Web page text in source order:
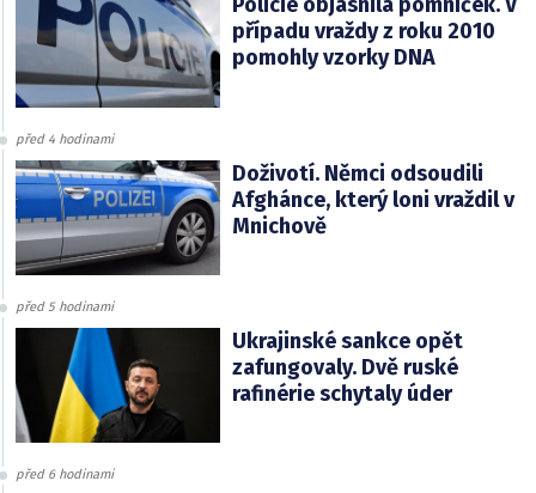
Policie objasnila pomníček. V
případu vraždy z roku 2010
pomohly vzorky DNA
před 4 hodinami
Doživotí. Němci odsoudili
Afghánce, který loni vraždil v
Mnichově
před 5 hodinami
Ukrajinské sankce opět
zafungovaly. Dvě ruské
rafinérie schytaly úder
před 6 hodinami